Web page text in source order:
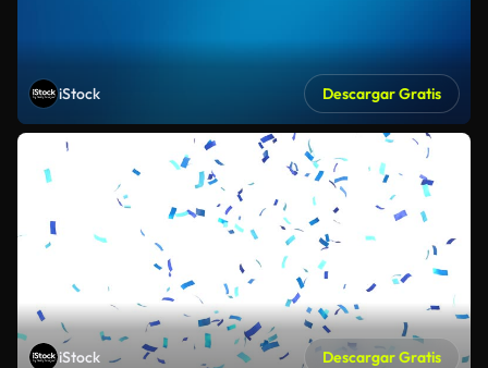
iStock Descargar Gratis
iStock Descargar Gratis